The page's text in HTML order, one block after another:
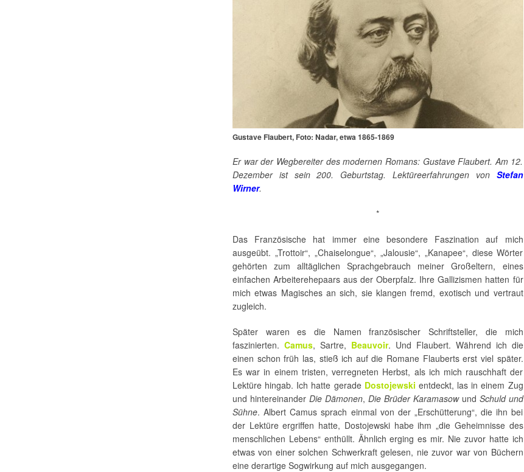
Gustave Flaubert, Foto: Nadar, etwa 1865-1869
Er war der Wegbereiter des modernen Romans: Gustave Flaubert. Am 12.
Dezember ist sein 200. Geburtstag. Lektüreerfahrungen von Stefan
Wirner.
*
Das Französische hat immer eine besondere Faszination auf mich
ausgeübt. „Trottoir“, „Chaiselongue“, „Jalousie“, „Kanapee“, diese Wörter
gehörten zum alltäglichen Sprachgebrauch meiner Großeltern, eines
einfachen Arbeiterehepaars aus der Oberpfalz. Ihre Gallizismen hatten für
mich etwas Magisches an sich, sie klangen fremd, exotisch und vertraut
zugleich.
Später waren es die Namen französischer Schriftsteller, die mich
faszinierten. Camus, Sartre, Beauvoir. Und Flaubert. Während ich die
einen schon früh las, stieß ich auf die Romane Flauberts erst viel später.
Es war in einem tristen, verregneten Herbst, als ich mich rauschhaft der
Lektüre hingab. Ich hatte gerade Dostojewski entdeckt, las in einem Zug
und hintereinander Die Dämonen, Die Brüder Karamasowund Schuld und
Sühne. Albert Camus sprach einmal von der „Erschütterung“, die ihn bei
der Lektüre ergriffen hatte, Dostojewski habe ihm „die Geheimnisse des
menschlichen Lebens“ enthüllt. Ähnlich erging es mir. Nie zuvor hatte ich
etwas von einer solchen Schwerkraft gelesen, nie zuvor war von Büchern
eine derartige Sogwirkung auf mich ausgegangen.